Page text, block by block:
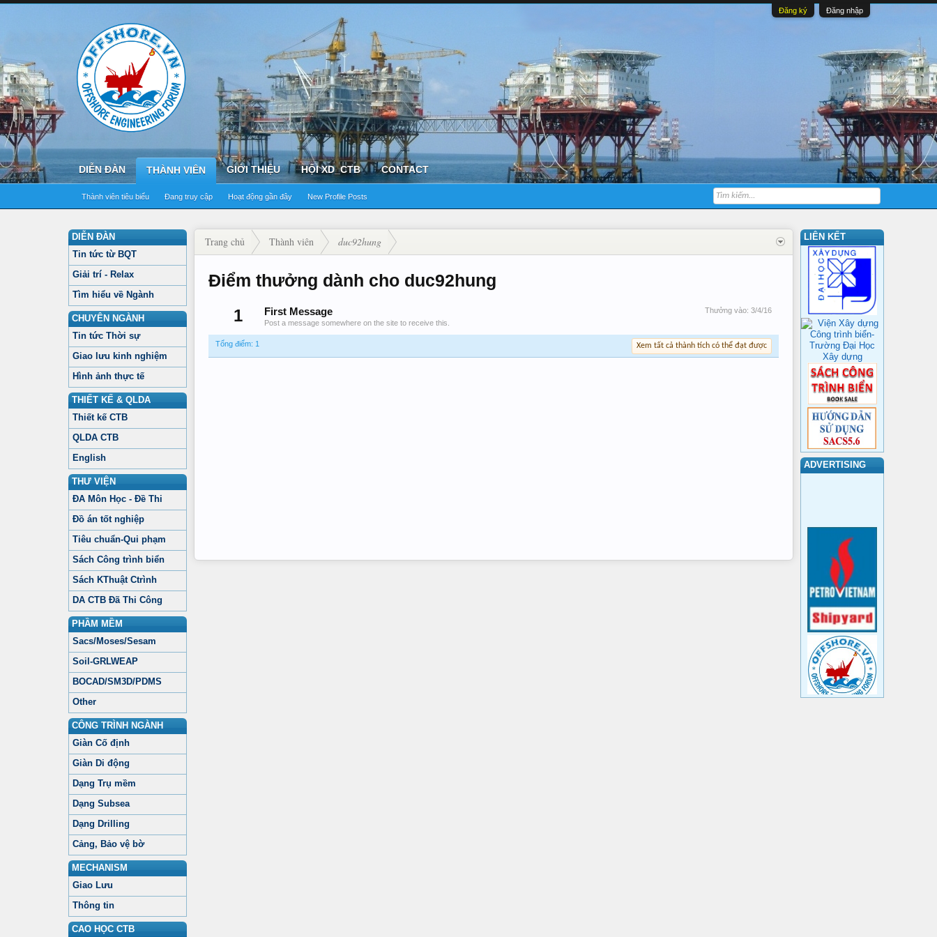
Đăng ký Đăng nhập
DIỄN ĐÀN THÀNH VIÊN
Thành viên tiêu biểu Đang truy cập Hoạt động gần đây New Profile Posts
GIỚI THIỆU HỘI XD_CTB CONTACT
DIỄN ĐÀN
Tin tức từ BQT
Giải trí - Relax
Tìm hiểu về Ngành
CHUYÊN NGÀNH
Tin tức Thời sự
Giao lưu kinh nghiệm
Hình ảnh thực tế
THIẾT KẾ & QLDA
Thiết kế CTB
QLDA CTB
English
THƯ VIỆN
ĐA Môn Học - Đề Thi
Đồ án tốt nghiệp
Tiêu chuẩn-Qui phạm
Sách Công trình biển
Sách KThuật Ctrình
DA CTB Đã Thi Công
PHẦM MỀM
Sacs/Moses/Sesam
Soil-GRLWEAP
BOCAD/SM3D/PDMS
Other
CÔNG TRÌNH NGÀNH
Giàn Cố định
Giàn Di động
Dạng Trụ mềm
Dạng Subsea
Dạng Drilling
Cảng, Bảo vệ bờ
MECHANISM
Giao Lưu
Thông tin
CAO HỌC CTB
Trang chủ Thành viên duc92hung
Điểm thưởng dành cho duc92hung
1 Thưởng vào: 3/4/16
First Message
Post a message somewhere on the site to receive this.
Tổng điểm: 1 Xem tất cả thành tích có thể đạt được
LIÊN KẾT
ADVERTISING